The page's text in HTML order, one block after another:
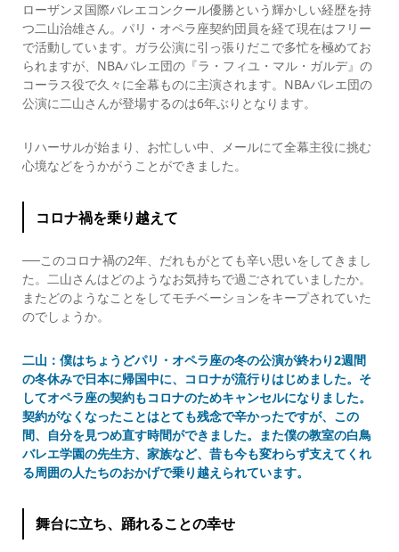
ローザンヌ国際バレエコンクール優勝という輝かしい経歴を持
つ二山治雄さん。パリ・オペラ座契約団員を経て現在はフリー
で活動しています。ガラ公演に引っ張りだこで多忙を極めてお
られますが、NBAバレエ団の『ラ・フィユ・マル・ガルデ』の
コーラス役で久々に全幕ものに主演されます。NBAバレエ団の
公演に二山さんが登場するのは6年ぶりとなります。
リハーサルが始まり、お忙しい中、メールにて全幕主役に挑む
心境などをうかがうことができました。
コロナ禍を乗り越えて
──このコロナ禍の2年、だれもがとても辛い思いをしてきまし
た。二山さんはどのようなお気持ちで過ごされていましたか。
またどのようなことをしてモチベーションをキープされていた
のでしょうか。
二山：僕はちょうどパリ・オペラ座の冬の公演が終わり2週間
の冬休みで日本に帰国中に、コロナが流行りはじめました。そ
してオペラ座の契約もコロナのためキャンセルになりました。
契約がなくなったことはとても残念で辛かったですが、この
間、自分を見つめ直す時間ができました。また僕の教室の白鳥
バレエ学園の先生方、家族など、昔も今も変わらず支えてくれ
る周囲の人たちのおかげで乗り越えられています。
舞台に立ち、踊れることの幸せ